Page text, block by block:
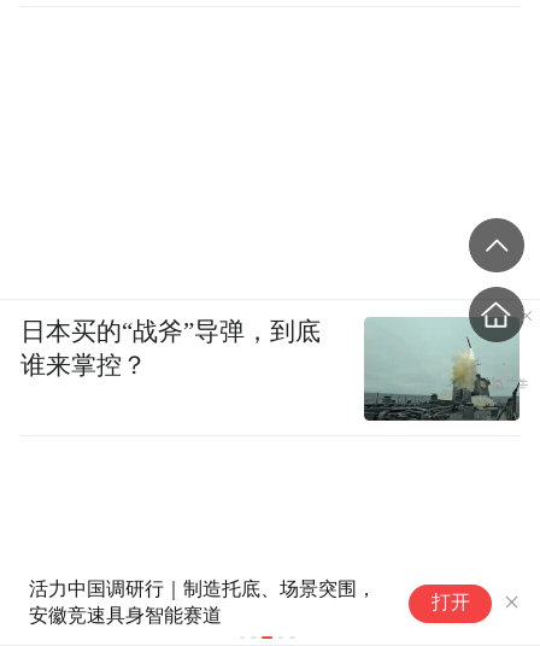
活力中国调研行｜制造托底、场景突围，
安徽竞速具身智能赛道
三把尺子勾
新”优在哪
打开
日本买的“战斧”导弹，到底
谁来掌控？